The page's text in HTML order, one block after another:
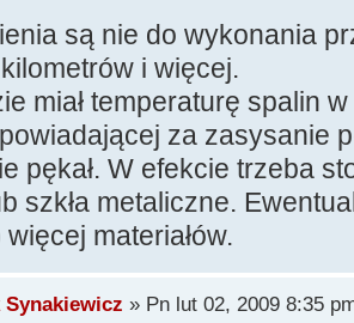
są nie do wykonania
i więcej.
miał temperaturę spalin
za zasysanie
pękał. W efekcie trzeba
szkła metaliczne.
materiałów.
Synakiewicz » Pn lut 02, 2009 8:35